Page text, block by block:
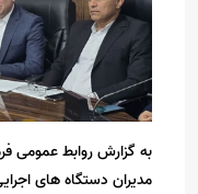
به گزارش روابط عمومی
مدیران دستگاه های